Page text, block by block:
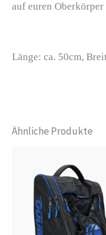
auf euren Oberkörper
Länge: ca. 50cm,
Ähnliche Produkte